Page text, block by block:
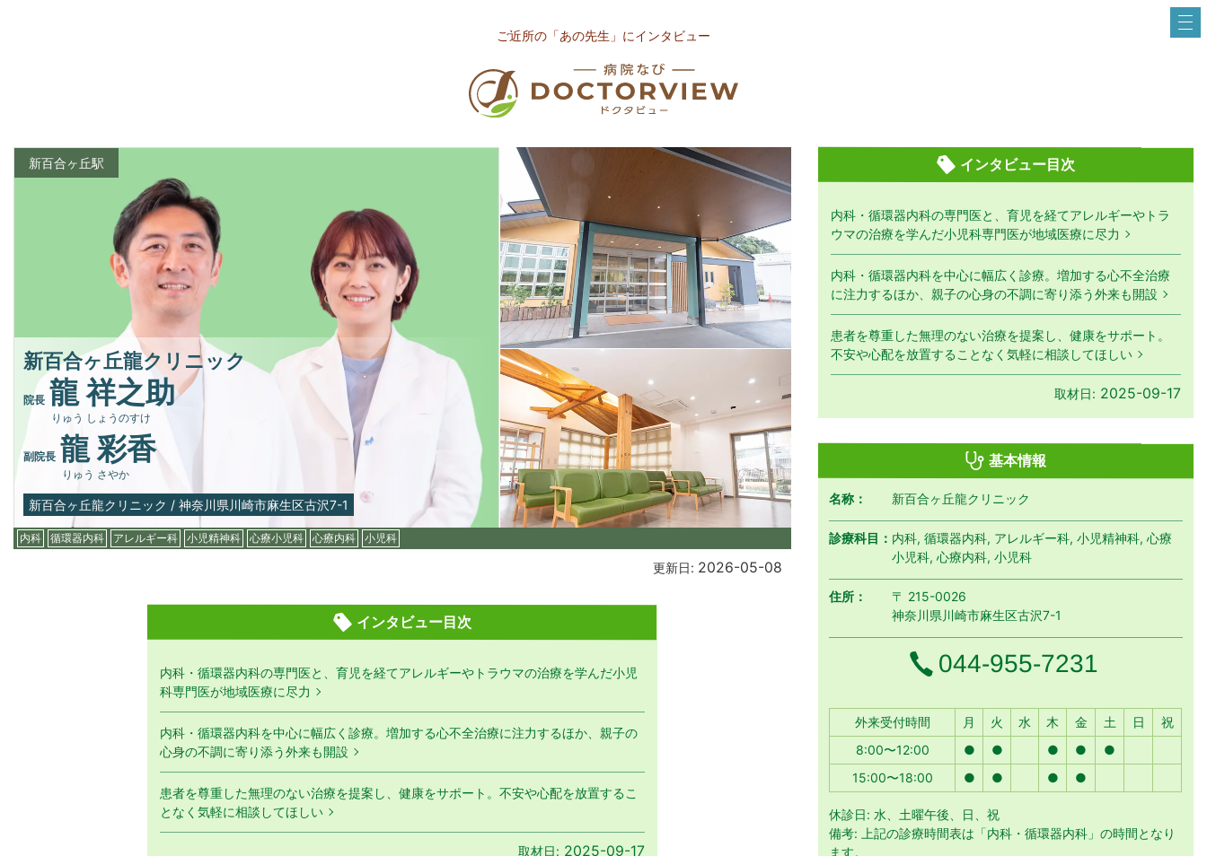
ご近所の「あの先生」にインタビュー
新百合ヶ丘駅
新百合ヶ丘龍クリニック
院長 龍 祥之助
りゅう しょうのすけ
副院長 龍 彩香
りゅう さやか
新百合ヶ丘龍クリニック / 神奈川県川崎市麻生区古沢7-1
内科 循環器内科 アレルギー科 小児精神科 心療小児科 心療内科 小児科
更新日: 2026-05-08
インタビュー目次
内科・循環器内科の専門医と、育児を経てアレルギーやトラウマの治療を学んだ小児
科専門医が地域医療に尽力
内科・循環器内科を中心に幅広く診療。増加する心不全治療に注力するほか、親子の
心身の不調に寄り添う外来も開設
患者を尊重した無理のない治療を提案し、健康をサポート。不安や心配を放置するこ
となく気軽に相談してほしい
取材日: 2025-09-17
インタビュー目次
内科・循環器内科の専門医と、育児を経てアレルギーやトラ
ウマの治療を学んだ小児科専門医が地域医療に尽力
内科・循環器内科を中心に幅広く診療。増加する心不全治療
に注力するほか、親子の心身の不調に寄り添う外来も開設
患者を尊重した無理のない治療を提案し、健康をサポート。
不安や心配を放置することなく気軽に相談してほしい
取材日: 2025-09-17
基本情報
名称： 新百合ヶ丘龍クリニック
診療科目： 内科, 循環器内科, アレルギー科, 小児精神科, 心療
小児科, 心療内科, 小児科
住所：
〒 215-0026
神奈川県川崎市麻生区古沢7-1
電話番号
044-955-7231
外来受付時間 月 月曜日
火 火曜日
水 水曜日
木 木曜日
金金曜日
土土曜日
日 日曜日
祝
8:00〜12:00
● ● ● ●
●
15:00〜18:00
● ● ● ●
休診日: 水、土曜午後、日、祝
備考: 上記の診療時間表は「内科・循環器内科」の時間となり
ます。